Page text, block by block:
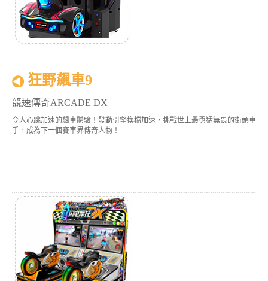
狂野飆車9
競速傳奇ARCADE DX
令人心跳加速的飆車體驗！發動引擎換檔加速，挑戰世上最勇猛無畏的街頭車
手，成為下一個賽車界傳奇人物！